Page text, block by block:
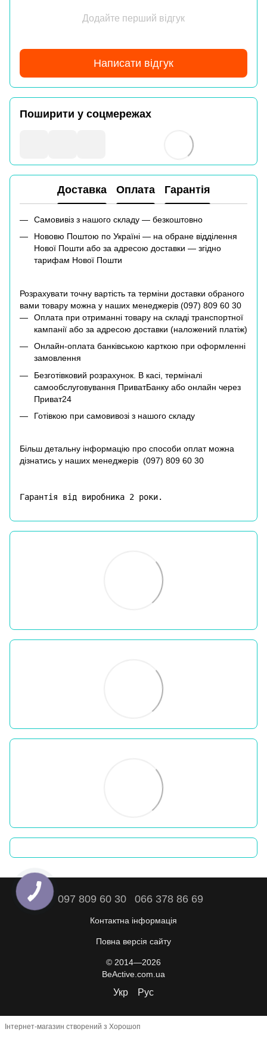
Додайте перший відгук
Написати відгук
Поширити у соцмережах
Доставка Оплата Гарантія
Самовивіз з нашого складу — безкоштовно
Нововю Поштою по Україні — на обране відділення
Нової Пошти або за адресою доставки — згідно
тарифам Нової Пошти
Розрахувати точну вартість та терміни доставки обраного
вами товару можна у наших менеджерів (097) 809 60 30
Оплата при отриманні товару на складі транспортної
кампанії або за адресою доставки (наложений платіж)
Онлайн-оплата банківською карткою при оформленні
замовлення
Безготівковий розрахунок. В касі, терміналі
самообслуговування ПриватБанку або онлайн через
Приват24
Готівкою при самовивозі з нашого складу
Більш детальну інформацію про способи оплат можна
дізнатись у наших менеджерів (097) 809 60 30
Гарантія від виробника 2 роки.
097 809 60 30 066 378 86 69
Контактна інформація
Повна версія сайту
© 2014—2026
BeActive.com.ua
Укр Рус
Інтернет-магазин створений з Хорошоп